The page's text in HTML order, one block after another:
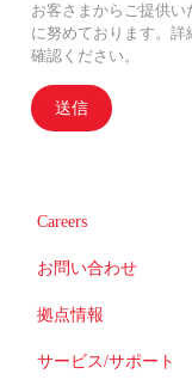
お客さまからご提供
に努めております。詳
確認ください。
送信
Careers
お問い合わせ
拠点情報
サービス/サポート